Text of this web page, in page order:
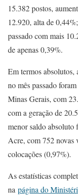
15.382 postos,
12.920, alta de
passado com mais
de apenas 0,39%.
Em termos absolutos,
no mês passado
Minas Gerais, com
com a geração de
menor saldo absoluto
Acre, com 752 novas
colocações (0,97%).
As estatísticas
na página do